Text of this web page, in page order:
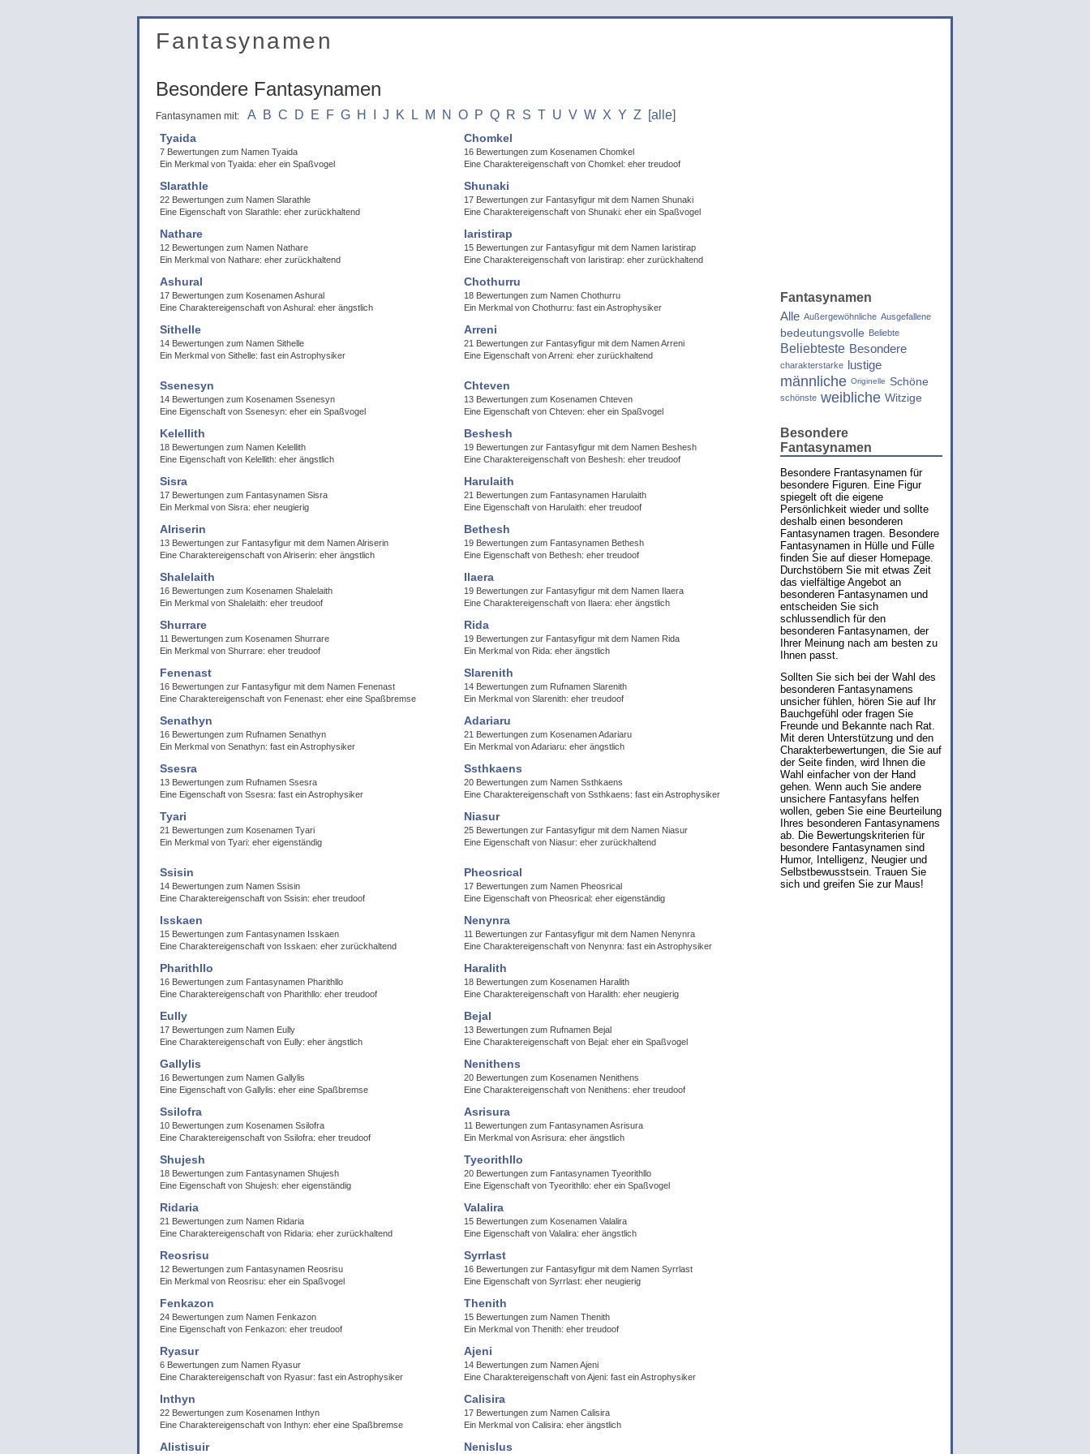
Fantasynamen
Besondere Fantasynamen
Fantasynamen mit: A B C D E F G H J K L M N O P Q R S T U V W X Y Z [alle]
Tyaida
7 Bewertungen zum Namen Tyaida
Ein Merkmal von Tyaida: eher ein Spaßvogel
Chomkel
16 Bewertungen zum Kosenamen Chomkel
Eine Charaktereigenschaft von Chomkel: eher treudoof
Slarathle
22 Bewertungen zum Namen Slarathle
Eine Eigenschaft von Slarathle: eher zurückhaltend
Shunaki
17 Bewertungen zur Fantasyfigur mit dem Namen Shunaki
Eine Charaktereigenschaft von Shunaki: eher ein Spaßvogel
Nathare
12 Bewertungen zum Namen Nathare
Ein Merkmal von Nathare: eher zurückhaltend
Iaristirap
15 Bewertungen zur Fantasyfigur mit dem Namen Iaristirap
Eine Charaktereigenschaft von Iaristirap: eher zurückhaltend
Ashural
17 Bewertungen zum Kosenamen Ashural
Eine Charaktereigenschaft von Ashural: eher ängstlich
Chothurru
18 Bewertungen zum Namen Chothurru
Ein Merkmal von Chothurru: fast ein Astrophysiker
Sithelle
14 Bewertungen zum Namen Sithelle
Ein Merkmal von Sithelle: fast ein Astrophysiker
Arreni
21 Bewertungen zur Fantasyfigur mit dem Namen Arreni
Eine Eigenschaft von Arreni: eher zurückhaltend
Ssenesyn
14 Bewertungen zum Kosenamen Ssenesyn
Eine Eigenschaft von Ssenesyn: eher ein Spaßvogel
Chteven
13 Bewertungen zum Kosenamen Chteven
Eine Eigenschaft von Chteven: eher ein Spaßvogel
Kelellith
18 Bewertungen zum Namen Kelellith
Eine Eigenschaft von Kelellith: eher ängstlich
Beshesh
19 Bewertungen zur Fantasyfigur mit dem Namen Beshesh
Eine Charaktereigenschaft von Beshesh: eher treudoof
Sisra
17 Bewertungen zum Fantasynamen Sisra
Ein Merkmal von Sisra: eher neugierig
Harulaith
21 Bewertungen zum Fantasynamen Harulaith
Eine Eigenschaft von Harulaith: eher treudoof
Alriserin
13 Bewertungen zur Fantasyfigur mit dem Namen Alriserin
Eine Charaktereigenschaft von Alriserin: eher ängstlich
Bethesh
19 Bewertungen zum Fantasynamen Bethesh
Eine Eigenschaft von Bethesh: eher treudoof
Shalelaith
16 Bewertungen zum Kosenamen Shalelaith
Ein Merkmal von Shalelaith: eher treudoof
Ilaera
19 Bewertungen zur Fantasyfigur mit dem Namen Ilaera
Eine Charaktereigenschaft von Ilaera: eher ängstlich
Shurrare
11 Bewertungen zum Kosenamen Shurrare
Ein Merkmal von Shurrare: eher treudoof
Rida
19 Bewertungen zur Fantasyfigur mit dem Namen Rida
Ein Merkmal von Rida: eher ängstlich
Fenenast
16 Bewertungen zur Fantasyfigur mit dem Namen Fenenast
Eine Charaktereigenschaft von Fenenast: eher eine Spaßbremse
Slarenith
14 Bewertungen zum Rufnamen Slarenith
Ein Merkmal von Slarenith: eher treudoof
Senathyn
16 Bewertungen zum Rufnamen Senathyn
Ein Merkmal von Senathyn: fast ein Astrophysiker
Adariaru
21 Bewertungen zum Kosenamen Adariaru
Ein Merkmal von Adariaru: eher ängstlich
Ssesra
13 Bewertungen zum Rufnamen Ssesra
Eine Eigenschaft von Ssesra: fast ein Astrophysiker
Ssthkaens
20 Bewertungen zum Namen Ssthkaens
Eine Charaktereigenschaft von Ssthkaens: fast ein Astrophysiker
Tyari
21 Bewertungen zum Kosenamen Tyari
Ein Merkmal von Tyari: eher eigenständig
Niasur
25 Bewertungen zur Fantasyfigur mit dem Namen Niasur
Eine Eigenschaft von Niasur: eher zurückhaltend
Ssisin
14 Bewertungen zum Namen Ssisin
Eine Charaktereigenschaft von Ssisin: eher treudoof
Pheosrical
17 Bewertungen zum Namen Pheosrical
Eine Eigenschaft von Pheosrical: eher eigenständig
Isskaen
15 Bewertungen zum Fantasynamen Isskaen
Eine Charaktereigenschaft von Isskaen: eher zurückhaltend
Nenynra
11 Bewertungen zur Fantasyfigur mit dem Namen Nenynra
Eine Charaktereigenschaft von Nenynra: fast ein Astrophysiker
Pharithllo
16 Bewertungen zum Fantasynamen Pharithllo
Eine Charaktereigenschaft von Pharithllo: eher treudoof
Haralith
18 Bewertungen zum Kosenamen Haralith
Eine Charaktereigenschaft von Haralith: eher neugierig
Eully
17 Bewertungen zum Namen Eully
Eine Charaktereigenschaft von Eully: eher ängstlich
Bejal
13 Bewertungen zum Rufnamen Bejal
Eine Charaktereigenschaft von Bejal: eher ein Spaßvogel
Gallylis
16 Bewertungen zum Namen Gallylis
Eine Eigenschaft von Gallylis: eher eine Spaßbremse
Nenithens
20 Bewertungen zum Kosenamen Nenithens
Eine Charaktereigenschaft von Nenithens: eher treudoof
Ssilofra
10 Bewertungen zum Kosenamen Ssilofra
Eine Charaktereigenschaft von Ssilofra: eher treudoof
Asrisura
11 Bewertungen zum Fantasynamen Asrisura
Ein Merkmal von Asrisura: eher ängstlich
Shujesh
18 Bewertungen zum Fantasynamen Shujesh
Eine Eigenschaft von Shujesh: eher eigenständig
Tyeorithllo
20 Bewertungen zum Fantasynamen Tyeorithllo
Eine Eigenschaft von Tyeorithllo: eher ein Spaßvogel
Ridaria
21 Bewertungen zum Namen Ridaria
Eine Charaktereigenschaft von Ridaria: eher zurückhaltend
Valalira
15 Bewertungen zum Kosenamen Valalira
Eine Eigenschaft von Valalira: eher ängstlich
Reosrisu
12 Bewertungen zum Fantasynamen Reosrisu
Ein Merkmal von Reosrisu: eher ein Spaßvogel
Syrrlast
16 Bewertungen zur Fantasyfigur mit dem Namen Syrrlast
Eine Eigenschaft von Syrrlast: eher neugierig
Fenkazon
24 Bewertungen zum Namen Fenkazon
Eine Eigenschaft von Fenkazon: eher treudoof
Thenith
15 Bewertungen zum Namen Thenith
Ein Merkmal von Thenith: eher treudoof
Ryasur
6 Bewertungen zum Namen Ryasur
Eine Charaktereigenschaft von Ryasur: fast ein Astrophysiker
Ajeni
14 Bewertungen zum Namen Ajeni
Eine Charaktereigenschaft von Ajeni: fast ein Astrophysiker
Inthyn
22 Bewertungen zum Kosenamen Inthyn
Eine Charaktereigenschaft von Inthyn: eher eine Spaßbremse
Calisira
17 Bewertungen zum Namen Calisira
Ein Merkmal von Calisira: eher ängstlich
Alistisuir Nenislus
Fantasynamen
Alle Außergewöhnliche Ausgefallene
bedeutungsvolle Beliebte
Beliebteste Besondere
charakterstarke lustige
männliche Originelle Schöne
schönste weibliche Witzige
Besondere
Fantasynamen
Besondere Frantasynamen für
besondere Figuren. Eine Figur
spiegelt oft die eigene
Persönlichkeit wieder und sollte
deshalb einen besonderen
Fantasynamen tragen. Besondere
Fantasynamen in Hülle und Fülle
finden Sie auf dieser Homepage.
Durchstöbern Sie mit etwas Zeit
das vielfältige Angebot an
besonderen Fantasynamen und
entscheiden Sie sich
schlussendlich für den
besonderen Fantasynamen, der
Ihrer Meinung nach am besten zu
Ihnen passt.
Sollten Sie sich bei der Wahl des
besonderen Fantasynamens
unsicher fühlen, hören Sie auf Ihr
Bauchgefühl oder fragen Sie
Freunde und Bekannte nach Rat.
Mit deren Unterstützung und den
Charakterbewertungen, die Sie auf
der Seite finden, wird Ihnen die
Wahl einfacher von der Hand
gehen. Wenn auch Sie andere
unsichere Fantasyfans helfen
wollen, geben Sie eine Beurteilung
Ihres besonderen Fantasynamens
ab. Die Bewertungskriterien für
besondere Fantasynamen sind
Humor, Intelligenz, Neugier und
Selbstbewusstsein. Trauen Sie
sich und greifen Sie zur Maus!